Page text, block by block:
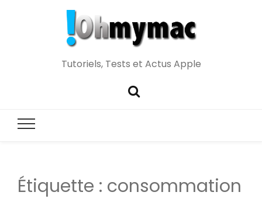
Tutoriels, Tests et Actus Apple
Étiquette : consommation